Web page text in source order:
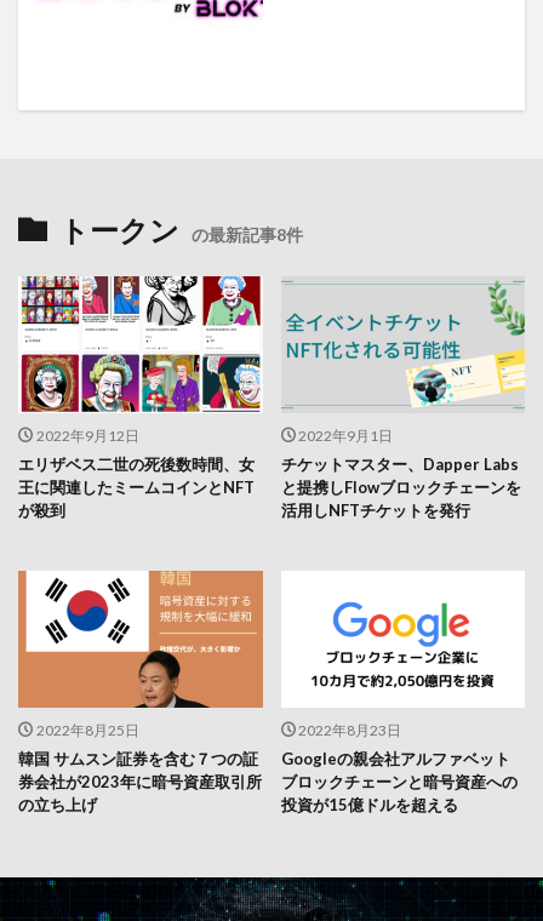
トークン の最新記事8件
2022年9月12日
エリザベス二世の死後数時間、女
王に関連したミームコインとNFT
が殺到
2022年9月1日
チケットマスター、Dapper Labs
と提携しFlowブロックチェーンを
活用しNFTチケットを発行
2022年8月25日
韓国 サムスン証券を含む７つの証
券会社が2023年に暗号資産取引所
の立ち上げ
2022年8月23日
Googleの親会社アルファベット
ブロックチェーンと暗号資産への
投資が15億ドルを超える